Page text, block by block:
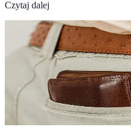
Czytaj dalej